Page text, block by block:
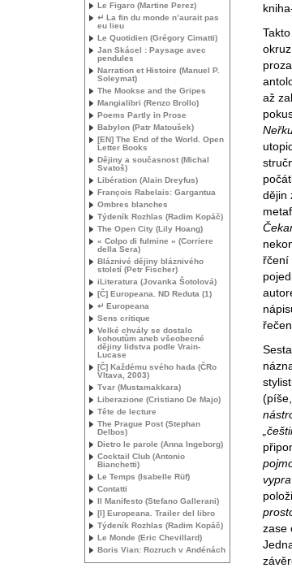
až
dějin
řčení
zase
Le Figaro (Martine Perez)
↵ La fin du monde n’aurait pas
eu lieu
Le Quotidien (Grégory Cimatti)
Jan Skácel : Paysage avec
pendules
Narration et Histoire (Manuel P.
Soleymat)
The Mookse and the Gripes
Mangialibri (Renzo Brollo)
Poems Partly in Prose
Babylon (Patr Matoušek)
[EN] The End of the World. Open
Letter Books
Dějiny a současnost (Michal
Svatoš)
Libération (Alain Dreyfus)
François Rabelais: Gargantua
Ombres blanches
Týdeník Rozhlas (Radim Kopáč)
The Open City (Lily Hoang)
« Colpo di fulmine » (Corriere
della Sera)
Bláznivé dějiny bláznivého
století (Petr Fischer)
iLiteratura (Jovanka Šotolová)
[Č] Europeana. ND Reduta (1)
↵ Europeana
Sens critique
Velké chvály se dostalo
kohoutům aneb všeobecné
dějiny lidstva podle Vrain-
Lucase
[Č] Každému svého hada (ČRo
Vltava, 2003)
Tvar (Mustamakkara)
Liberazione (Cristiano De Majo)
Tête de lecture
The Prague Post (Stephan
Delbos)
Dietro le parole (Anna Ingeborg)
Cocktail Club (Antonio
Bianchetti)
Le Temps (Isabelle Rüf)
Contatti
Il Manifesto (Stefano Gallerani)
[I] Europeana. Trailer del libro
Týdeník Rozhlas (Radim Kopáč)
Le Monde (Eric Chevillard)
Boris Vian: Rozruch v Andénách